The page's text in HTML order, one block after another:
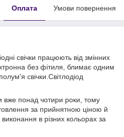
Оплата Умови повернення
свічки працюють від змінних
без фітиля, блимає одним
свічки.Світлодіод
вже понад чотири роки, тому
за прийнятною ціною й
в різних кольорах за